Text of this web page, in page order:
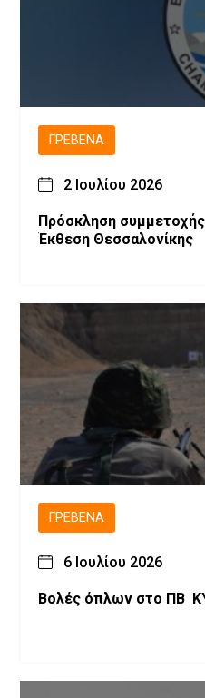
ΓΡΕΒΕΝΆ
2 Ιουλίου 2026
Πρόσκληση
Έκθεση Θεσσαλονίκης
ΓΡΕΒΕΝΆ
6 Ιουλίου 2026
Βολές όπλων στο ΠΒ